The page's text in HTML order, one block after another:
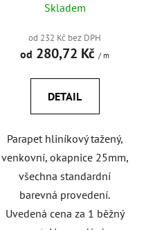
Skladem
od 232 Kč bez DPH
od 280,72 Kč / m
DETAIL
Parapet hliníkový tažený,
venkovní, okapnice 25mm,
všechna standardní
barevná provedení.
Uvedená cena za 1 běžný